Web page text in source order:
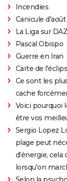
Incendies
Canicule d'août
La Liga sur
Pascal Obispo
Guerre en Iran
Carte de
Ce sont les
cache
Voici pourquoi
être vos
Sergio Lopez
plage peut
d'énergie, cela
lorsqu'on